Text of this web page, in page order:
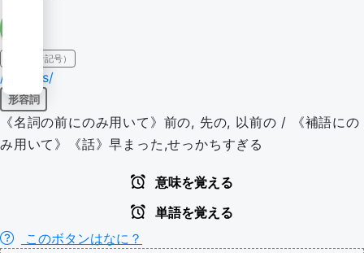
IPA（発音記号）
/pɹiːviəs/
形容詞
《名詞の前にのみ用いて》前の, 先の, 以前の / 《補語にの
み用いて》《話》早まった,せっかちすぎる
意味を覚える
単語を覚える
このボタンはなに？